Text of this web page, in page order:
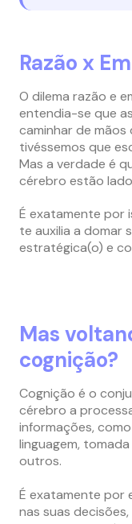
Razão x
O dilema razão e
entendia-se que
caminhar de mãos
tivéssemos que
Mas a verdade é
cérebro estão
É exatamente por
te auxilia a domar
estratégica(o) e
Mas
cognição?
Cognição é o
cérebro a
informações,
linguagem,
outros.
É exatamente por
nas suas